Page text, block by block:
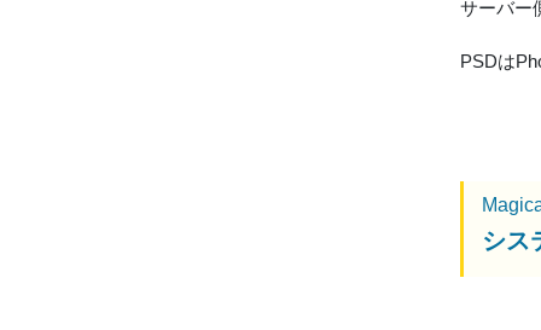
サーバー
PSDは
シス